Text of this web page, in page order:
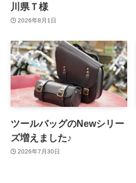
川県Ｔ様
2026年8月1日
ツールバッグのNewシリー
ズ増えました♪
2026年7月30日